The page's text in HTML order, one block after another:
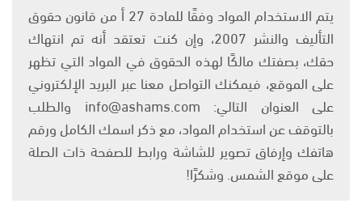
يتم الاستخدام المواد وفقًا للمادة 27 أ من قانون حقوق
التأليف والنشر 2007، وإن كنت تعتقد أنه تم انتهاك
حقك، بصفتك مالكًا لهذه الحقوق في المواد التي تظهر
على الموقع، فيمكنك التواصل معنا عبر البريد الإلكتروني
على العنوان التالي: info@ashams.com والطلب
بالتوقف عن استخدام المواد، مع ذكر اسمك الكامل ورقم
هاتفك وإرفاق تصوير للشاشة ورابط للصفحة ذات الصلة
على موقع الشمس. وشكرًا!